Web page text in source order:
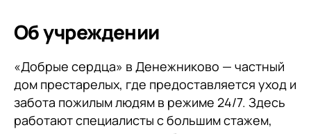
Об учреждении
«Добрые сердца» в Денежниково — частный
дом престарелых, где предоставляется уход и
забота пожилым людям в режиме 24/7. Здесь
работают специалисты с большим стажем,